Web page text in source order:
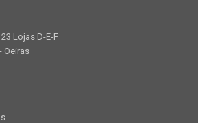
Lojas D-E-F
Oeiras